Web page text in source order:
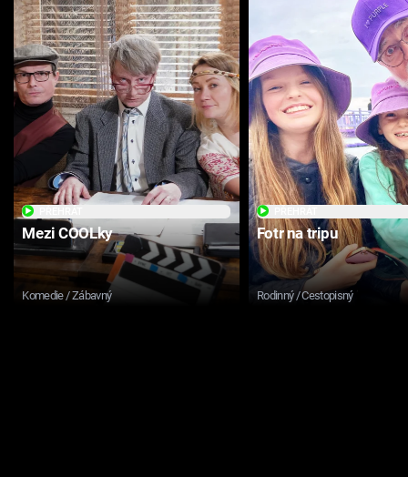
Mezi COOLky
Komedie / Zábavný
Fotr na tripu
Rodinný / Cestopisný